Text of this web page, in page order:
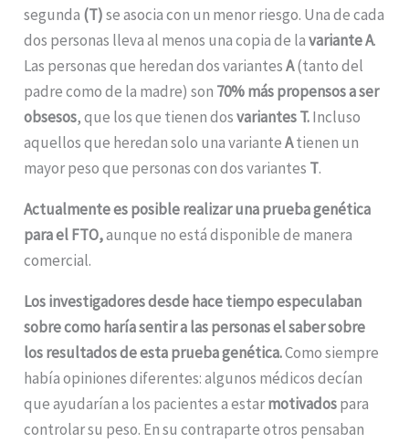
segunda (T)se asocia con un menor riesgo. Una de cada
dos personas lleva al menos una copia de lavariante A.
Las personas que heredan dos variantesA(tanto del
padre como de la madre) son 70% más propensos a ser
obsesos, que los que tienen dosvariantes T.Incluso
aquellos que heredan solo una varianteAtienen un
mayor peso que personas con dos variantes T.
Actualmente es posible realizar una prueba genética
para el FTO,aunque no está disponible de manera
comercial.
Los investigadores desde hace tiempo especulaban
sobre como haría sentir a las personas el saber sobre
los resultados de esta prueba genética.Como siempre
había opiniones diferentes: algunos médicos decían
que ayudarían a los pacientes a estarmotivadospara
controlar su peso. En su contraparte otros pensaban